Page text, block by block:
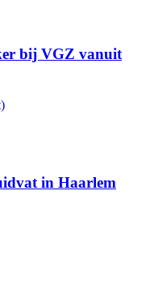
bij VGZ vanuit
in Haarlem